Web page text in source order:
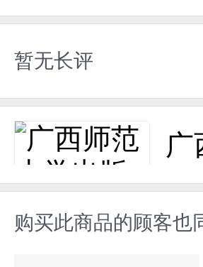
暂无长评
广
购买此商品的顾客也